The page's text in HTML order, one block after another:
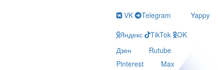
VK Telegram
Yappy
Яндекс
TikTok
OK
Дзен
Rutube
Pinterest
Max